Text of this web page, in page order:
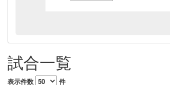
試合一覧
表示件数 件